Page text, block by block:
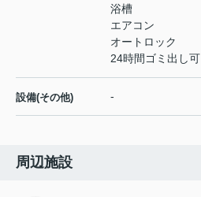
浴槽
エアコン
オートロック
24時間ゴミ出し可
設備(その他) -
周辺施設